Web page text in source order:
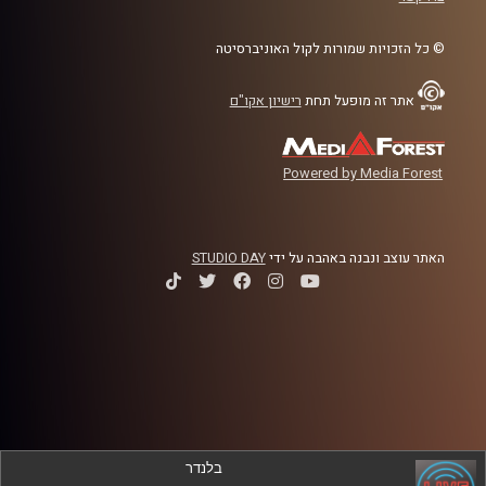
לשיחה עם איבון סאבא על הקשר בין שירותי סטרימינג ורדיו –
לחצו כאן
קרדיט תמונות:AudioVersity
© כל הזכויות שמורות לקול האוניברסיטה
אתר זה מופעל תחת רישיון אקו"ם
Powered by Media Forest
האתר עוצב ונבנה באהבה על ידיSTUDIO DAY
בלנדר